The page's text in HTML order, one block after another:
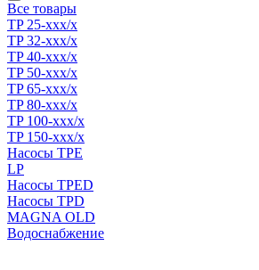
Все товары
TP 25-xxx/x
TP 32-xxx/x
TP 40-xxx/x
TP 50-xxx/x
TP 65-xxx/x
TP 80-xxx/x
TP 100-xxx/x
TP 150-xxx/x
Насосы TPE
LP
Насосы TPED
Насосы TPD
MAGNA OLD
Водоснабжение